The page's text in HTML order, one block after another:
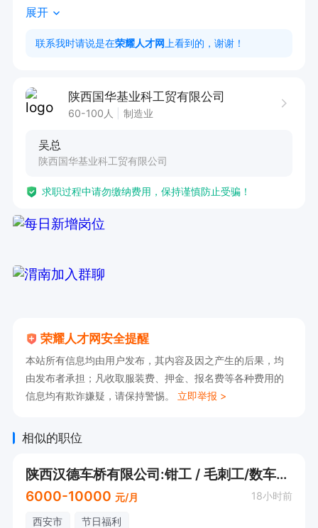
地址：渭南经开区兴渭东路国华基业科工贸
展开
联系我时请说是在荣耀人才网 上看到的，谢谢！
陕西国华基业科工贸有限公司
60-100人 制造业
吴总
陕西国华基业科工贸有限公司
求职过程中请勿缴纳费用，保持谨慎防止受骗！
荣耀人才网安全提醒
本站所有信息均由用户发布，其内容及因之产生的后果，均
由发布者承担；凡收取服装费、押金、报名费等各种费用的
信息均有欺诈嫌疑，请保持警惕。 立即举报 >
相似的职位
陕西汉德车桥有限公司:钳工 / 毛刺工/数车编程调机/数车操机
6000-10000 元/月 18小时前
西安市 节日福利